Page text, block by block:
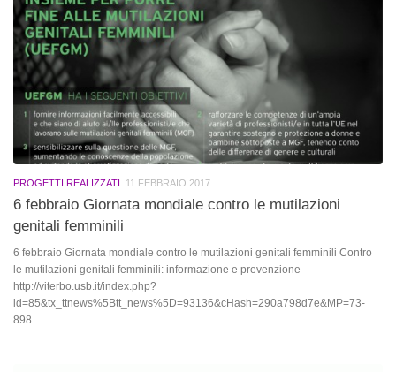
PROGETTI REALIZZATI 11 FEBBRAIO 2017
6 febbraio Giornata mondiale contro le mutilazioni
genitali femminili
6 febbraio Giornata mondiale contro le mutilazioni genitali femminili Contro
le mutilazioni genitali femminili: informazione e prevenzione
http://viterbo.usb.it/index.php?
id=85&tx_ttnews%5Btt_news%5D=93136&cHash=290a798d7e&MP=73-
898